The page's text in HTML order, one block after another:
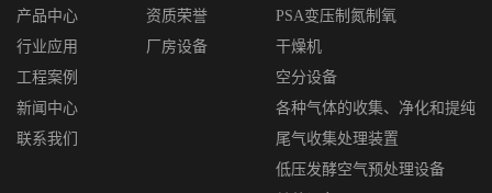
产品中心
行业应用
工程案例
新闻中心
联系我们
资质荣誉
厂房设备
PSA变压制氮制氧
干燥机
空分设备
各种气体的收集、净化和提纯
尾气收集处理装置
低压发酵空气预处理设备